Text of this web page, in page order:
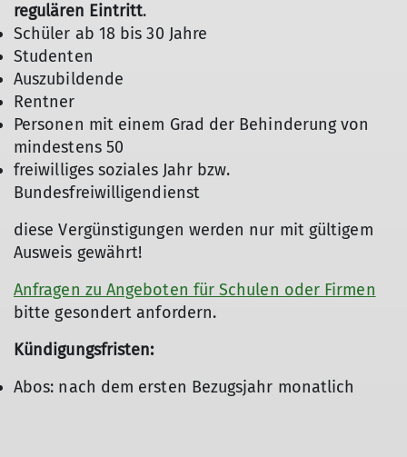
regulären Eintritt.
Schüler ab 18 bis 30 Jahre
Studenten
Auszubildende
Rentner
Personen mit einem Grad der Behinderung von
mindestens 50
freiwilliges soziales Jahr bzw.
Bundesfreiwilligendienst
diese Vergünstigungen werden nur mit gültigem
Ausweis gewährt!
Anfragen zu Angeboten für Schulen oder Firmen
bitte gesondert anfordern.
Kündigungsfristen:
Abos: nach dem ersten Bezugsjahr monatlich